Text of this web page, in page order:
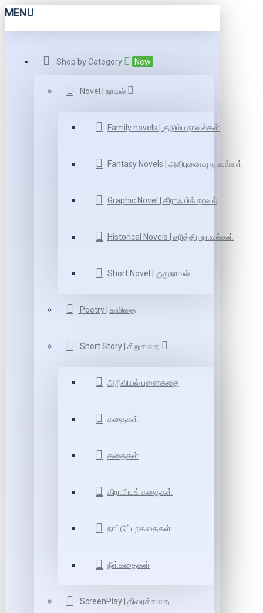
MENU
Shop by Category New
Novel | நாவல்
Family novels | குடும்ப நாவல்கள்
Fantasy Novels | அதிபுனைவு நாவல்கள்
Graphic Novel | கிராஃ பிக் நாவல்
Historical Novels | சரித்திர நாவல்கள்
Short Novel | குறுநாவல்
Poetry | கவிதை
Short Story | சிறுகதை
அறிவியல் புனைகதை
கதைகள்
கதைகள்
கிராமியக் கதைகள்
நாட்டுப்புறகதைகள்
நீள்கதைகள்
ScreenPlay | திரைக்கதை